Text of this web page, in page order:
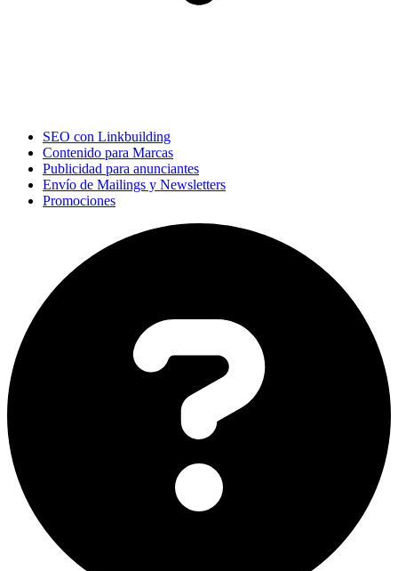
SEO con Linkbuilding
Contenido para Marcas
Publicidad para anunciantes
Envío de Mailings y Newsletters
Promociones